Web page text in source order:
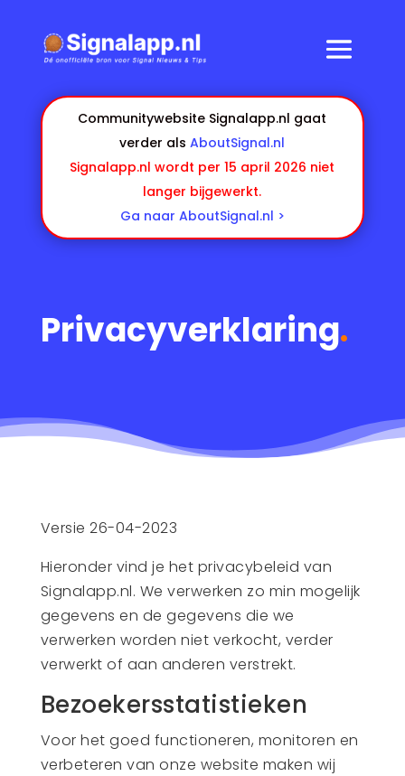
Communitywebsite Signalapp.nl gaat
verder alsAboutSignal.nl
Signalapp.nl wordt per 15 april 2026 niet
langer bijgewerkt.
Ga naar AboutSignal.nl >
Privacyverklaring
Versie 26-04-2023
Hieronder vind je het privacybeleid van
Signalapp.nl. We verwerken zo min mogelijk
gegevens en de gegevens die we
verwerken worden niet verkocht, verder
verwerkt of aan anderen verstrekt.
Bezoekersstatistieken
Voor het goed functioneren, monitoren en
verbeteren van onze website maken wij